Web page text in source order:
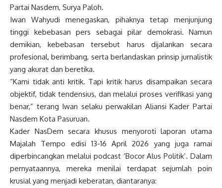
Partai Nasdem, Surya Paloh.
Iwan Wahyudi menegaskan, pihaknya tetap menjunjung
tinggi kebebasan pers sebagai pilar demokrasi. Namun
demikian, kebebasan tersebut harus dijalankan secara
profesional, berimbang, serta berlandaskan prinsip jurnalistik
yang akurat dan beretika.
“Kami tidak anti kritik. Tapi kritik harus disampaikan secara
objektif, tidak tendensius, dan melalui proses verifikasi yang
benar,” terang Iwan selaku perwakilan Aliansi Kader Partai
Nasdem Kota Pasuruan.
Kader NasDem secara khusus menyoroti laporan utama
Majalah Tempo edisi 13-16 April 2026 yang juga ramai
diperbincangkan melalui podcast ‘Bocor Alus Politik’. Dalam
pernyataannya, mereka menilai terdapat sejumlah poin
krusial yang menjadi keberatan, diantaranya: